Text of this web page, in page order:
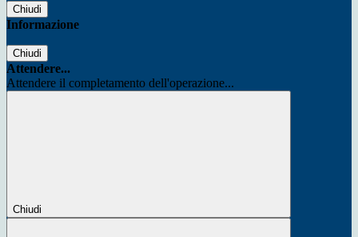
Chiudi
Informazione
Chiudi
Attendere...
Attendere il completamento dell'operazione...
Chiudi